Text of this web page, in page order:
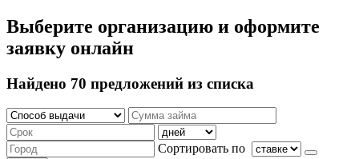
Выберите организацию и оформите
заявку онлайн
Найдено 70 предложений из списка
Сортировать по